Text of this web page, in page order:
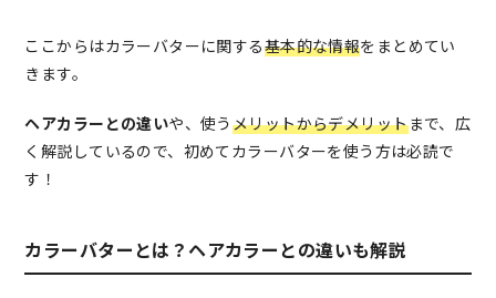
ここからはカラーバターに関する基本的な情報をまとめてい
きます。
ヘアカラーとの違いや、使うメリットからデメリットまで、広
く解説しているので、初めてカラーバターを使う方は必読で
す！
カラーバターとは？ヘアカラーとの違いも解説